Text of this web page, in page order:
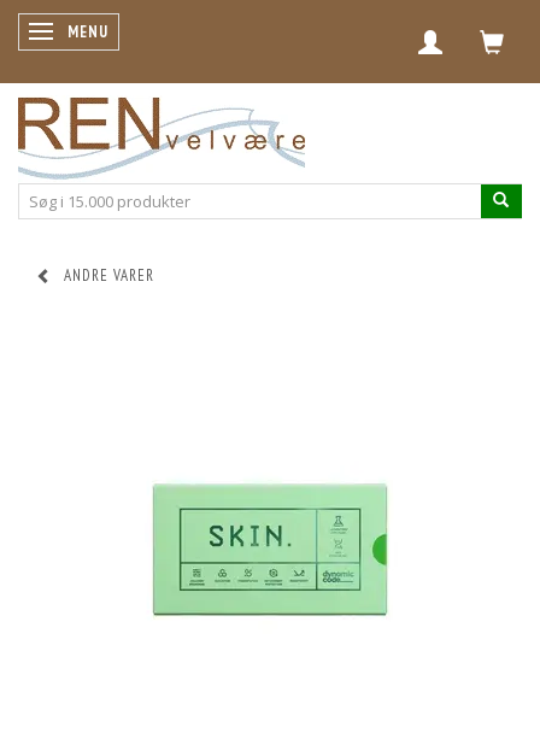
SKIFTE NAVIGATION
MENU
ANDRE VARER